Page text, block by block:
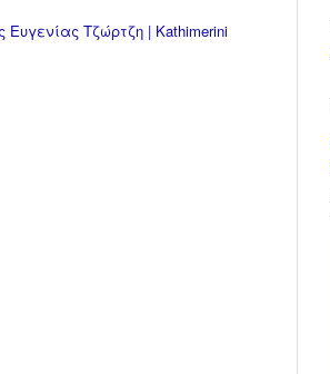
Τζώρτζη | Kathimerini